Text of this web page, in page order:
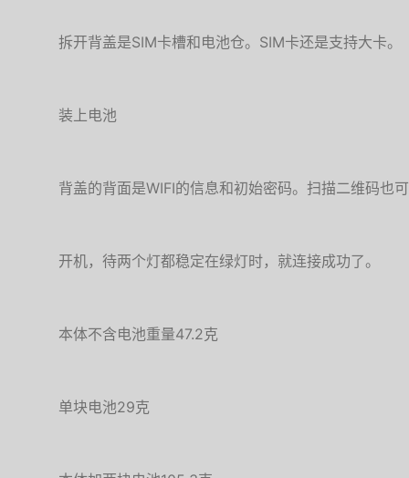
拆开背盖是SIM卡槽和电池仓。SIM卡还是支持大卡。
装上电池
背盖的背面是WIFI的信息和初始密码。扫描二维码也
开机，待两个灯都稳定在绿灯时，就连接成功了。
本体不含电池重量47.2克
单块电池29克